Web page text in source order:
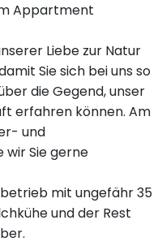
Appartment
Liebe zur Natur
Sie sich bei uns so
die Gegend, unser
erfahren können. Am
und
wir Sie gerne
mit ungefähr 35
und der Rest